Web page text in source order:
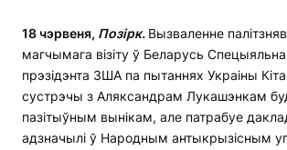
18 чэрвеня, Позірк. Вызваленне
магчымага візіту ў Беларусь
прэзідэнта ЗША па пытаннях Украіны Кіта
сустрэчы з Аляксандрам Лукашэнкам
пазітыўным вынікам, але патрабуе
адзначылі ў Народным антыкрызісным